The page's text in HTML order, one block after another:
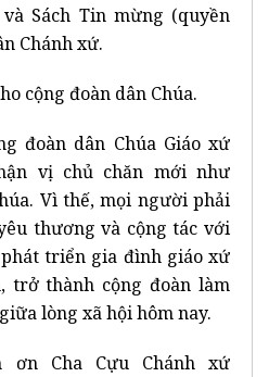
Sách Tin mừng (quyền
Chánh xứ.
cộng đoàn dân Chúa.
đoàn dân Chúa Giáo xứ
vị chủ chăn mới như
Vì thế, mọi người phải
thương và cộng tác với
triển gia đình giáo xứ
trở thành cộng đoàn làm
lòng xã hội hôm nay.
ơn Cha Cựu Chánh xứ